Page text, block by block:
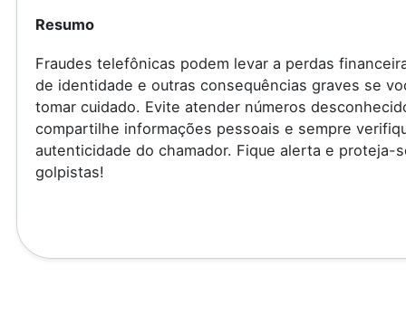
Resumo
Fraudes telefônicas podem levar a perdas
de identidade e outras consequências graves se
tomar cuidado. Evite atender números
compartilhe informações pessoais e sempre
autenticidade do chamador. Fique alerta e proteja-
golpistas!